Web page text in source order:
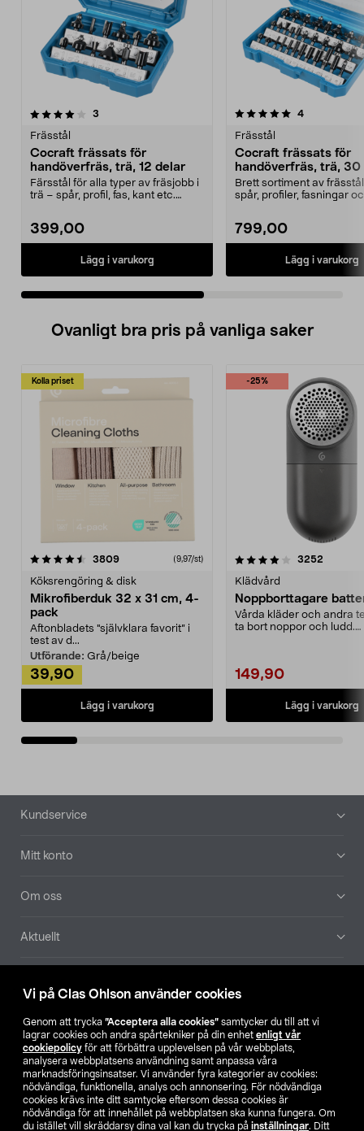
Vi på Clas Ohlson använder cookies
Genom att trycka ”Acceptera alla cookies” samtycker du till att vi
lagrar cookies och andra spårtekniker på din enhet enligt vår
cookiepolicy för att förbättra upplevelsen på vår webbplats,
analysera webbplatsens användning samt anpassa våra
marknadsföringsinsatser. Vi använder fyra kategorier av cookies:
nödvändiga, funktionella, analys och annonsering. För nödvändiga
cookies krävs inte ditt samtycke eftersom dessa cookies är
nödvändiga för att innehållet på webbplatsen ska kunna fungera. Om
du istället vill skräddarsy dina val kan du trycka på inställningar. Ditt
3
Frässtål
Cocraft frässats för
handöverfräs, trä, 12 delar
Färsstål för alla typer av fräsjobb i
trä – spår, profil, fas, kant etc.
399,00
Lägg i varukorg
5.0 av 5 stjärnor 4recensioner
Frässtål
Cocraft frässats för
handöverfräs, trä, 30
Brett sortiment av
spår, profiler, fasningar
799,00
Lägg i varukorg
4.0 av 5 stjärnor
Ovanligt bra pris på vanliga saker
Kolla priset
3809recensioner (9,97/st)
Köksrengöring & disk
Mikrofiberduk 32 x 31 cm, 4-
pack
Aftonbladets "självklara favorit” i
test av d...
Utförande: Grå/beige
39,90
Lägg i varukorg
-25%
4.0av 5 stjärnor 3252
Klädvård
Noppborttagare
Vårda kläder och andra
ta bort noppor och ludd.
149,90
Lägg i varukorg
4.5av 5 stjärnor
Sidfot
Kundservice
Mitt konto
Om oss
Aktuellt
Hitta butik
SE NO FI